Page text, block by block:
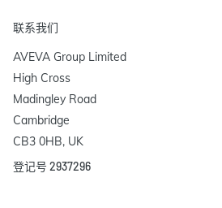
联系我们
AVEVA Group Limited
High Cross
Madingley Road
Cambridge
CB3 0HB, UK
登记号 2937296